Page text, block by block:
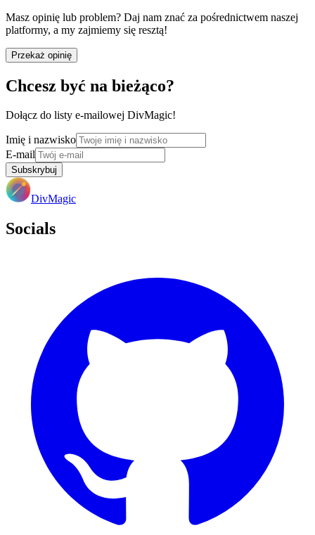
Masz opinię lub problem? Daj nam znać za pośrednictwem naszej
platformy, a my zajmiemy się resztą!
Przekaż opinię
Chcesz być na bieżąco?
Dołącz do listy e-mailowej DivMagic!
Imię i nazwisko
E-mail
Subskrybuj
DivMagic
Socials